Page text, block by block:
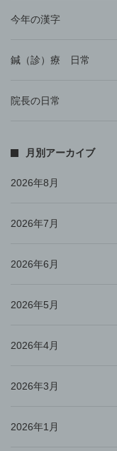
今年の漢字
鍼（診）療 日常
院長の日常
月別アーカイブ
2026年8月
2026年7月
2026年6月
2026年5月
2026年4月
2026年3月
2026年1月